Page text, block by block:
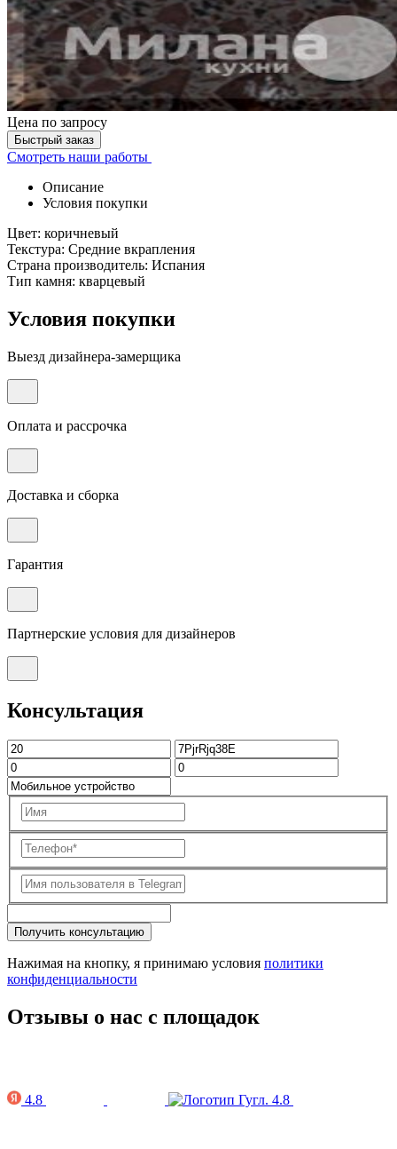
Цена по запросу
Быстрый заказ
Смотреть наши работы
Описание
Условия покупки
Цвет: коричневый
Текстура: Средние вкрапления
Страна производитель: Испания
Тип камня: кварцевый
Условия покупки
Выезд дизайнера-замерщика
Оплата и рассрочка
Доставка и сборка
Гарантия
Партнерские условия для дизайнеров
Консультация
Получить консультацию
Нажимая на кнопку, я принимаю условия политики
конфиденциальности
Отзывы о нас с площадок
4.8 4.8